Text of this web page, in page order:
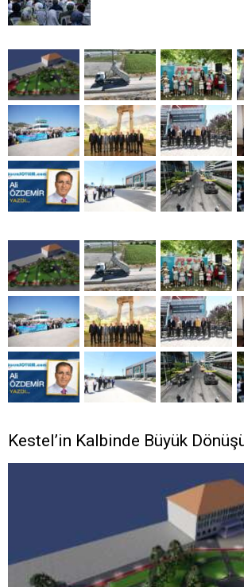
Kestel’in Kalbinde Büyük